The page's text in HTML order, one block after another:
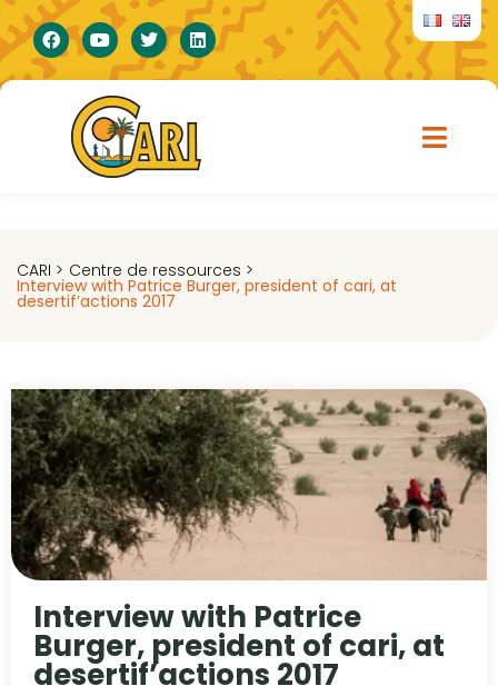
CARI > Centre de ressources >
Interview with Patrice Burger, president of cari, at
desertif’actions 2017
Interview with Patrice
Burger, president of cari, at
desertif’actions 2017